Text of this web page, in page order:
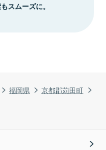
福岡県
京都郡苅田町
スムーズに。